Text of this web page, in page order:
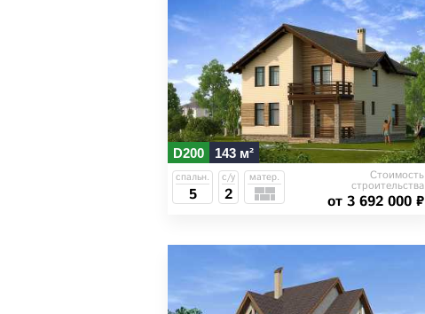
D200 143 м²
спальн.
5
с/у
2
матер. Стоимость
строительства
от 3 692 000 ₽